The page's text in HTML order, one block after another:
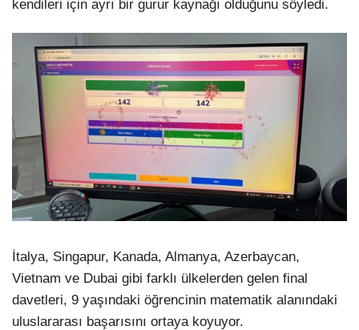
kendileri için ayrı bir gurur kaynağı olduğunu söyledi.
İtalya, Singapur, Kanada, Almanya, Azerbaycan,
Vietnam ve Dubai gibi farklı ülkelerden gelen final
davetleri, 9 yaşındaki öğrencinin matematik alanındaki
uluslararası başarısını ortaya koyuyor.